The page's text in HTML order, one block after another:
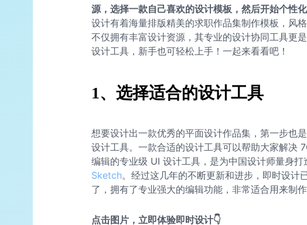
源，选择一款自己喜欢的设计模板，然后开始个性
设计有着海量排版精美的求职作品集制作模板，风
不仅拥有丰富设计资源，其专业的设计协同工具更
设计工具，新手也可轻松上手！一起来看看吧！
1、选择适合的设计工具
想要设计出一款优秀的平面设计作品集，第一步也
设计工具。一款合适的设计工具可以帮助大家解决
编辑的专业级 UI 设计工具，是为中国设计师量身
Sketch。经过这几年的不断更新和进步，即时设计
了，拥有了专业强大的编辑功能，非常适合用来制作
点击图片，立即体验即时设计👇